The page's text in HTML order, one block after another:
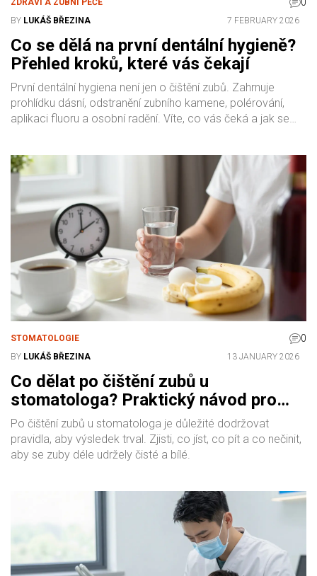
ZDRAVÍ A ZUBNÍ PÉČE
BY LUKÁŠ BŘEZINA 7 FEBRUARY 2026
Co se dělá na první dentální hygieně?
Přehled kroků, které vás čekají
První dentální hygiena není jen o čištění zubů. Zahrnuje
prohlídku dásní, odstranění zubního kamene, polérování,
aplikaci fluoru a osobní radění. Víte, co vás čeká a jak se
STOMATOLOGIE 0
BY LUKÁŠ BŘEZINA 13 JANUARY 2026
Co dělat po čištění zubů u
stomatologa? Praktický návod pro
trvanlivý výsledek
Po čištění zubů u stomatologa je důležité dodržovat
pravidla, aby výsledek trval. Zjisti, co jíst, co pít a co nečinit,
aby se zuby déle udržely čisté a bílé.